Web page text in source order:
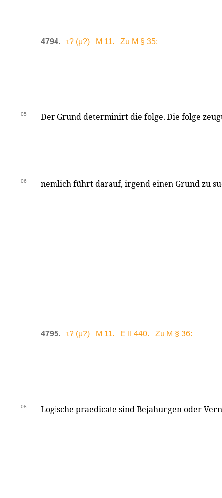
4794. τ? (μ?) M 11. Zu M § 35:
05 Der Grund determinirt die folge. Die folge
06 nemlich führt darauf, irgend einen Grund zu
4795. τ? (μ?) M 11. E II 440. Zu M § 36:
08 Logische praedicate sind Bejahungen oder